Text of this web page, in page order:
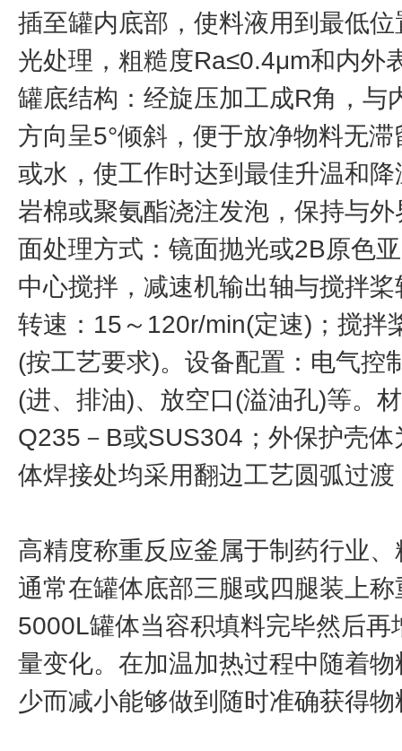
插至罐内底部，使料液用到最低
光处理，粗糙度Ra≤0.4μm和内外
罐底结构：经旋压加工成R角，与
方向呈5°倾斜，便于放净物料无
或水，使工作时达到最佳升温和
岩棉或聚氨酯浇注发泡，保持与
面处理方式：镜面抛光或2B原色
中心搅拌，减速机输出轴与搅拌
转速：15～120r/min(定速)；搅拌
(按工艺要求)。设备配置：电气控
(进、排油)、放空口(溢油孔)等。
Q235－B或SUS304；外保护壳
体焊接处均采用翻边工艺圆弧过
高精度称重反应釜属于制药行业
通常在罐体底部三腿或四腿装上
5000L罐体当容积填料完毕然后
量变化。在加温加热过程中随着
少而减小能够做到随时准确获得